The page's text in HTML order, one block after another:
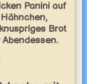
Panini auf
Brot